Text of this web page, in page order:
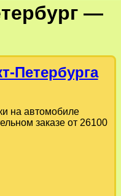
—
Петербурга
на автомобиле
заказе от 26100